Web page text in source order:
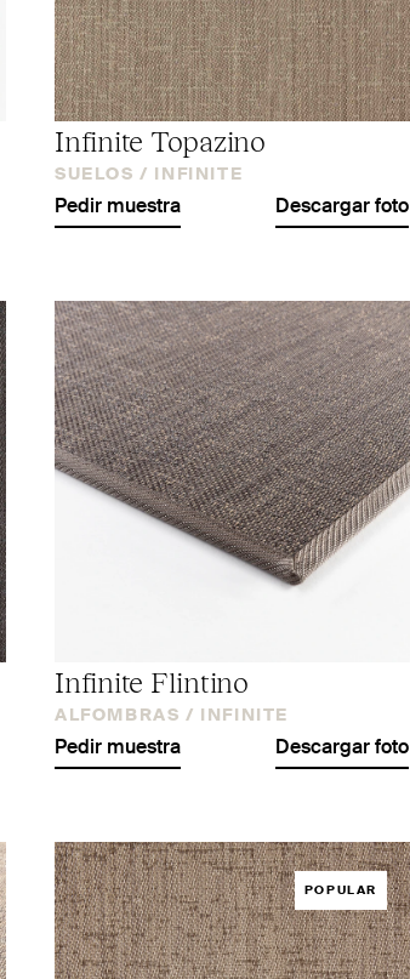
Infinite Topazino
SUELOS / INFINITE
Pedir muestra Descargar foto
Infinite Flintino
ALFOMBRAS / INFINITE
Pedir muestra Descargar foto
POPULAR